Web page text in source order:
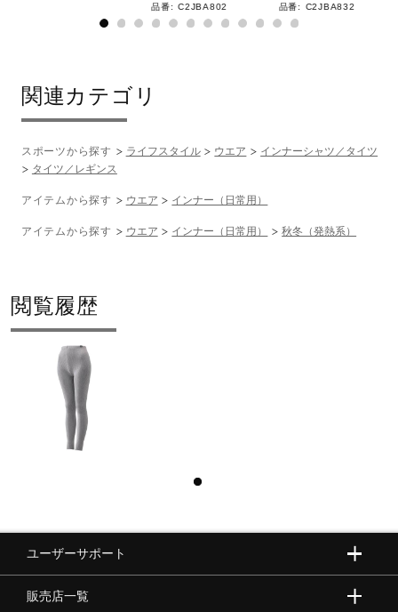
品番: C2JBA802 品番: C2JBA832
関連カテゴリ
スポーツから探す ライフスタイル ウエア
インナーシャツ／タイツ
タイツ／レギンス
アイテムから探す ウエア インナー（日常用）
アイテムから探す ウエア インナー（日常用） 秋冬（発熱系）
閲覧履歴
ユーザーサポート
販売店一覧